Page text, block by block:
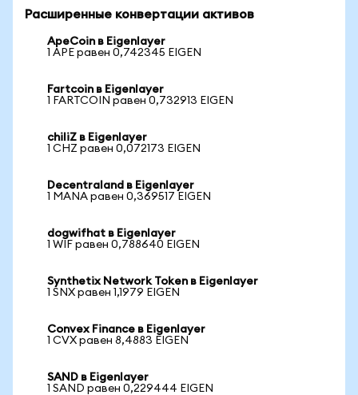
Расширенные конвертации активов
ApeCoin в Eigenlayer
1 APE равен 0,742345 EIGEN
Fartcoin в Eigenlayer
1 FARTCOIN равен 0,732913 EIGEN
chiliZ в Eigenlayer
1 CHZ равен 0,072173 EIGEN
Decentraland в Eigenlayer
1 MANA равен 0,369517 EIGEN
dogwifhat в Eigenlayer
1 WIF равен 0,788640 EIGEN
Synthetix Network Token в Eigenlayer
1 SNX равен 1,1979 EIGEN
Convex Finance в Eigenlayer
1 CVX равен 8,4883 EIGEN
SAND в Eigenlayer
1 SAND равен 0,229444 EIGEN